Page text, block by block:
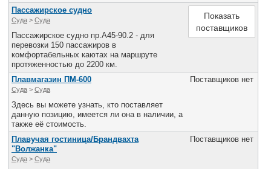
Пассажирское судно
Суда > Cуда
Пассажирское судно пр.А45-90.2 - для
перевозки 150 пассажиров в
комфортабельных каютах на маршруте
протяженностью до 2200 км.
Показать
поставщиков
Плавмагазин ПМ-600
Суда > Cуда
Здесь вы можете узнать, кто поставляет
данную позицию, имеется ли она в наличии, а
также её стоимость.
Поставщиков нет
Плавучая гостиница/Брандвахта
"Волжанка"
Суда > Cуда
Поставщиков нет